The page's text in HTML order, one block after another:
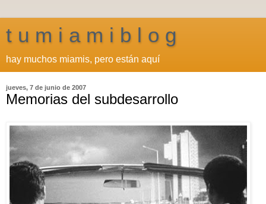
t u m i a m i b l o g
hay muchos miamis, pero están aquí
jueves, 7 de junio de 2007
Memorias del subdesarrollo